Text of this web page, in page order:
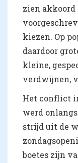
zien akkoord
kiezen. Op
daardoor
kleine,
verdwijnen,
Het conflict
werd
strijd uit de
boetes zijn